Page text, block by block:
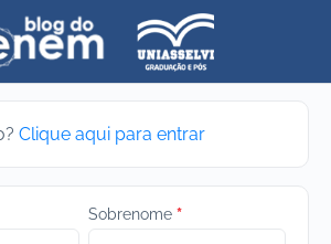
Clique aqui para entrar
Sobrenome *